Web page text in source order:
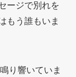
ージで別れを
もう誰もいま
り響いていま